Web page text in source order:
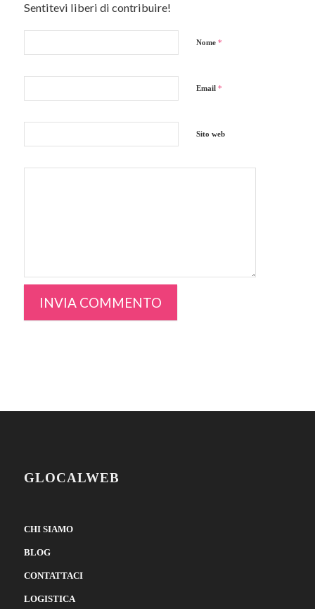
Sentitevi liberi di contribuire!
Nome *
Email *
Sito web
GLOCALWEB
CHI SIAMO
BLOG
CONTATTACI
LOGISTICA